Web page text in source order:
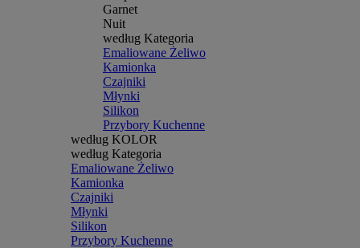
Garnet
Nuit
według Kategoria
Emaliowane Żeliwo
Kamionka
Czajniki
Młynki
Silikon
Przybory Kuchenne
według KOLOR
według Kategoria
Emaliowane Żeliwo
Kamionka
Czajniki
Młynki
Silikon
Przybory Kuchenne